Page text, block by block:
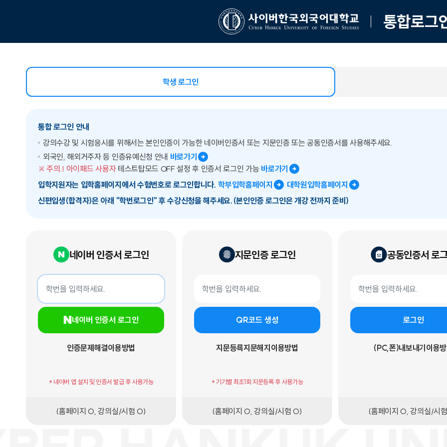
통합로그
학생 로그인
선택됨
통합 로그인 안내
강의수강 및 시험응시를 위해서는 본인인증이 가능한 네이버인증서 또는 지문인증 또는 공동인증서를 사용해주세요.
외국인, 해외거주자 등 인증유예신청 안내 바로가기
※ 주의.! 아이패드 사용자테스트탑모드 OFF 설정 후 인증서 로그인 가능 바로가기
입학지원자는 입학홈페이지에서 수험번호로 로그인합니다.학부입학홈페이지
대학원입학홈페이지
신편입생(합격자)은 아래 "학번로그인" 후 수강신청을 해주세요.(본인인증 로그인은 개강 전까지 준비)
네이버 인증서 로그인
네이버 인증서 로그인
학번
네이버 인증서 로그인
인증문제해결이용방법
* 네이버 앱 설치 및 인증서 발급 후 사용가능
(홈페이지 O, 강의실/시험 O)
지문인증 로그인
QR코드 생성
지문등록지문해지 이용방법
* 기기별 최초1회 지문등록 후 사용가능
(홈페이지 O, 강의실/시험 O)
공동인증서 로
로그인
(PC,폰)내보내기 이용
(홈페이지 O, 강의실/시